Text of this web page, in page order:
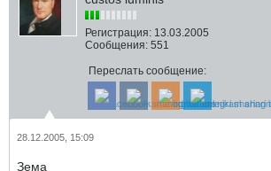
Регистрация: 13.03.2005
Сообщения: 551
Переслать сообщение:
28.12.2005, 15:09
Зема